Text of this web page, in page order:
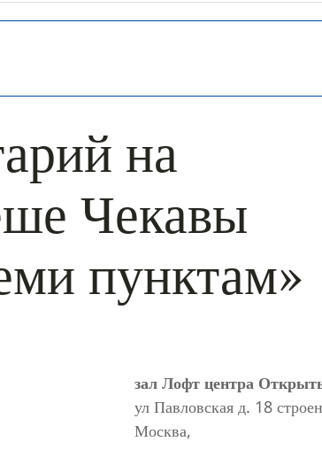
на
Чекавы
пунктам»
зал Лофт центра
ул Павловская д. 18
Москва,